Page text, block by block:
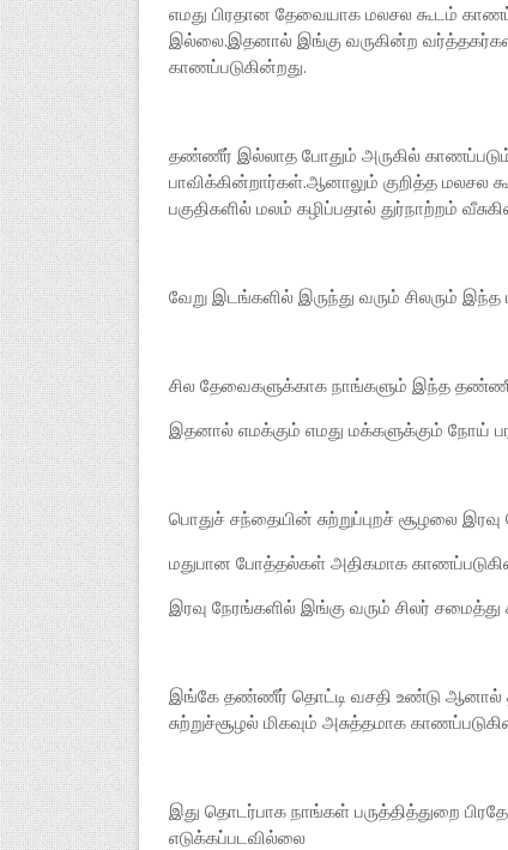
எமது பிரதான தேவையாக மலசல கூடம்
இல்லை.இதனால் இங்கு வருகின்ற வர்த்தகர்கள்
காணப்படுகின்றது.
தண்ணீர் இல்லாத போதும் அருகில்
பாவிக்கின்றார்கள்.ஆனாலும் குறித்த மலசல
பகுதிகளில் மலம் கழிப்பதால் துர்நாற்றம்
வேறு இடங்களில் இருந்து வரும் சிலரும்
சில தேவைகளுக்காக நாங்களும் இந்த
இதனால் எமக்கும் எமது மக்களுக்கும் நோய்
பொதுச் சந்தையின் சுற்றுப்புறச் சூழலை
மதுபான போத்தல்கள் அதிகமாக
இரவு நேரங்களில் இங்கு வரும் சிலர் சமைத்து
இங்கே தண்ணீர் தொட்டி வசதி உண்டு ஆனால்
சுற்றுச்சூழல் மிகவும் அசுத்தமாக
இது தொடர்பாக நாங்கள் பருத்தித்துறை
எடுக்கப்படவில்லை